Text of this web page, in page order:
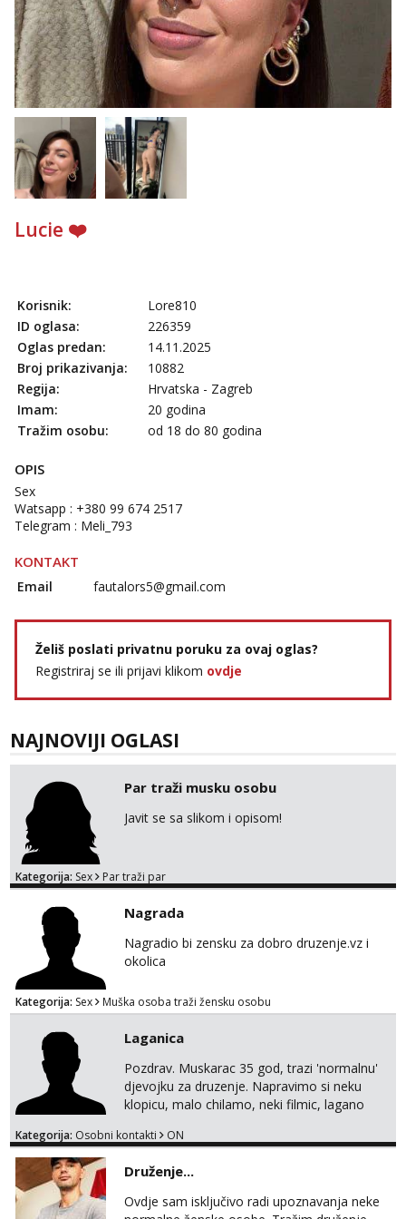
tel:0,93€ - mob:1,12€ min
Anđela
Čekam tvoj poziv!
064/677-677 - Kod: #142
Lucie ❤️
Korisnik:
Lore810
ID oglasa:
226359
Oglas predan:
14.11.2025
Broj prikazivanja:
10882
Regija:
Hrvatska - Zagreb
Imam:
20 godina
Tražim osobu:
od 18 do 80 godina
OPIS
Sex
Watsapp : +380 99 674 2517
Telegram : Meli_793
KONTAKT
Email fautalors5@gmail.com
Želiš poslati privatnu poruku za ovaj oglas?
Registriraj se ili prijavi klikom ovdje
NAJNOVIJI OGLASI
Par traži musku osobu
Javit se sa slikom i opisom!
Kategorija: Sex Par traži par
Nagrada
Nagradio bi zensku za dobro druzenje.vz i
okolica
Kategorija: Sex Muška osoba traži žensku osobu
Laganica
Pozdrav. Muskarac 35 god, trazi 'normalnu'
djevojku za druzenje. Napravimo si neku
klopicu, malo chilamo, neki filmic, lagano
pretjerano bitan koliko iznutra. Bucke se
brundo xD Budi pristojna i dobra, za sve
ostale cemo lako. Zagreb.
Kategorija: Osobni kontakti ON
Druženje...
Ovdje sam isključivo radi upoznavanja neke